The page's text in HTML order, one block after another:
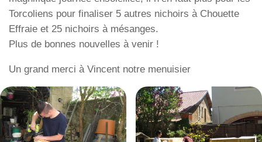
Torcoliens pour finaliser 5 autres nichoirs à Chouette
Effraie et 25 nichoirs à mésanges.
Plus de bonnes nouvelles à venir !
Un grand merci à Vincent notre menuisier